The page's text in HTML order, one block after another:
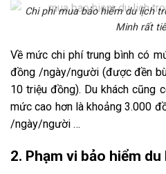
Chi phí mua bảo hiểm du lịch
Minh rất
Về mức chi phí trung bình có
đồng /ngày/người (được đền
10 triệu đồng). Du khách cũng
mức cao hơn là khoảng 3.000
/ngày/người …
2. Phạm vi bảo hiểm